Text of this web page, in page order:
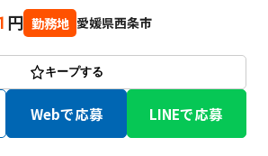
円 勤務地 愛媛県西条市
キープする
Webで応募 LINEで応募